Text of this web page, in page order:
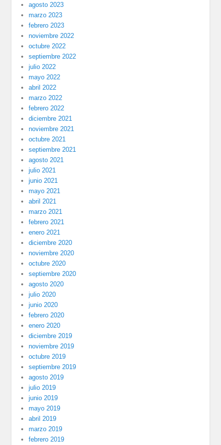
agosto 2023
marzo 2023
febrero 2023
noviembre 2022
octubre 2022
septiembre 2022
julio 2022
mayo 2022
abril 2022
marzo 2022
febrero 2022
diciembre 2021
noviembre 2021
octubre 2021
septiembre 2021
agosto 2021
julio 2021
junio 2021
mayo 2021
abril 2021
marzo 2021
febrero 2021
enero 2021
diciembre 2020
noviembre 2020
octubre 2020
septiembre 2020
agosto 2020
julio 2020
junio 2020
febrero 2020
enero 2020
diciembre 2019
noviembre 2019
octubre 2019
septiembre 2019
agosto 2019
julio 2019
junio 2019
mayo 2019
abril 2019
marzo 2019
febrero 2019